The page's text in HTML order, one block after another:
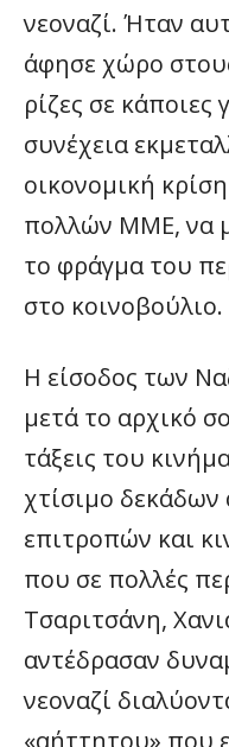
νεοναζί. Ήταν
άφησε χώρο
ρίζες σε κάποιες
συνέχεια
οικονομική
πολλών ΜΜΕ, να
το φράγμα του
στο κοινοβούλιο.
Η είσοδος των
μετά το αρχικό
τάξεις του
χτίσιμο δεκάδων
επιτροπών και
που σε πολλές
Τσαριτσάνη,
αντέδρασαν
νεοναζί
«αήττητου» που